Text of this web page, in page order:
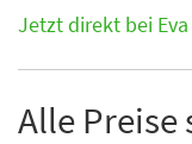
Jetzt direkt bei
Alle Preise